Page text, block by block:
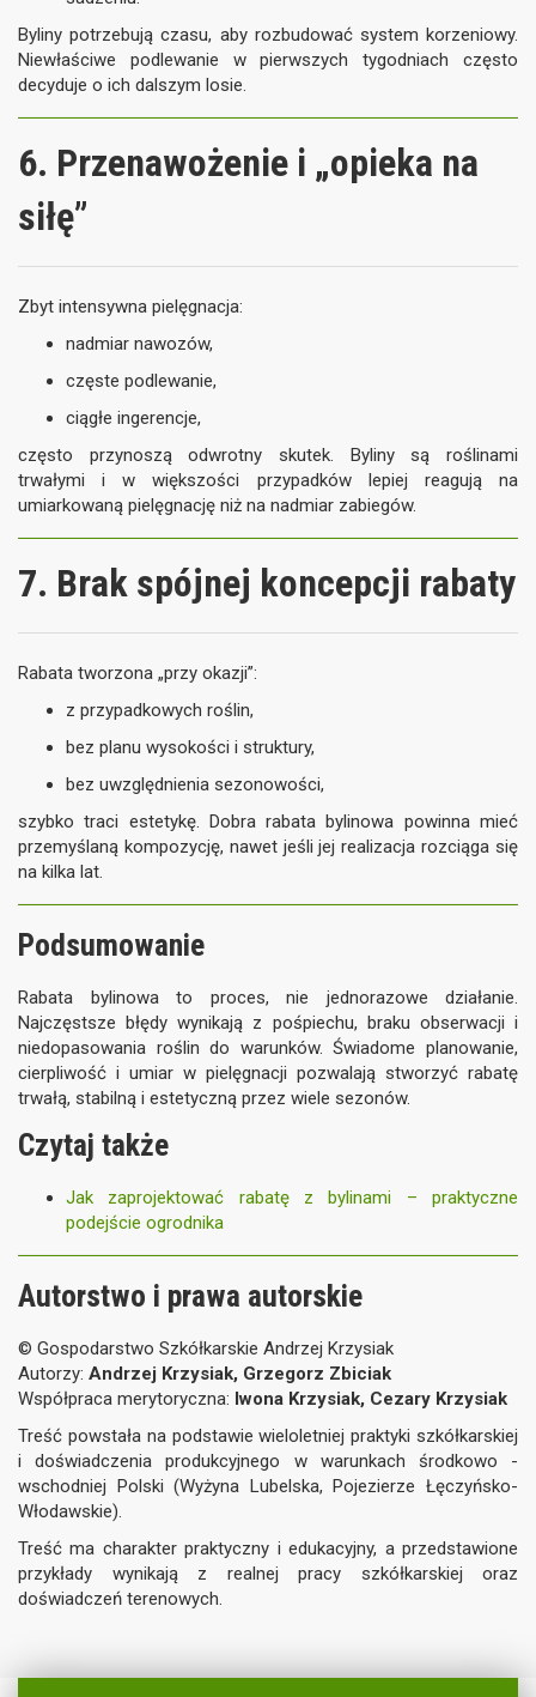
Byliny potrzebują czasu, aby rozbudować system korzeniowy.
Niewłaściwe podlewanie w pierwszych tygodniach często
decyduje o ich dalszym losie.
6. Przenawożenie i „opieka na
siłę”
Zbyt intensywna pielęgnacja:
nadmiar nawozów,
częste podlewanie,
ciągłe ingerencje,
często przynoszą odwrotny skutek. Byliny są roślinami
trwałymi i w większości przypadków lepiej reagują na
umiarkowaną pielęgnację niż na nadmiar zabiegów.
7. Brak spójnej koncepcji rabaty
Rabata tworzona „przy okazji”:
z przypadkowych roślin,
bez planu wysokości i struktury,
bez uwzględnienia sezonowości,
szybko traci estetykę. Dobra rabata bylinowa powinna mieć
przemyślaną kompozycję, nawet jeśli jej realizacja rozciąga się
na kilka lat.
Podsumowanie
Rabata bylinowa to proces, nie jednorazowe działanie.
Najczęstsze błędy wynikają z pośpiechu, braku obserwacji i
niedopasowania roślin do warunków. Świadome planowanie,
cierpliwość i umiar w pielęgnacji pozwalają stworzyć rabatę
trwałą, stabilną i estetyczną przez wiele sezonów.
Czytaj także
Jak zaprojektować rabatę z bylinami – praktyczne
podejście ogrodnika
Autorstwo i prawa autorskie
© Gospodarstwo Szkółkarskie Andrzej Krzysiak
Autorzy: Andrzej Krzysiak, Grzegorz Zbiciak
Współpraca merytoryczna: Iwona Krzysiak, Cezary Krzysiak
Treść powstała na podstawie wieloletniej praktyki szkółkarskiej
i doświadczenia produkcyjnego w warunkach środkowo -
wschodniej Polski (Wyżyna Lubelska, Pojezierze Łęczyńsko-
Włodawskie).
Treść ma charakter praktyczny i edukacyjny, a przedstawione
przykłady wynikają z realnej pracy szkółkarskiej oraz
doświadczeń terenowych.